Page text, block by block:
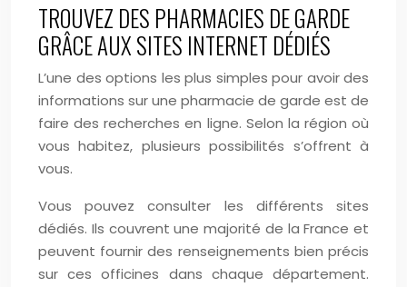
TROUVEZ DES PHARMACIES DE GARDE
GRÂCE AUX SITES INTERNET DÉDIÉS
L’une des options les plus simples pour avoir des
informations sur une pharmacie de garde est de
faire des recherches en ligne. Selon la région où
vous habitez, plusieurs possibilités s’offrent à
vous.
Vous pouvez consulter les différents sites
dédiés. Ils couvrent une majorité de la France et
peuvent fournir des renseignements bien précis
sur ces officines dans chaque département.